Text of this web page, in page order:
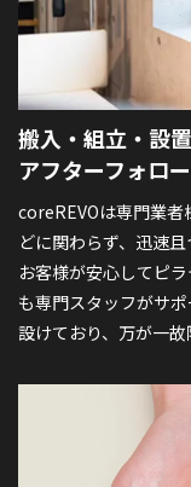
搬入・組立・設
アフターフォロ
coreREVOは専門業者
どに関わらず、迅速
お客様が安心してピ
も専門スタッフがサ
設けており、万が一故